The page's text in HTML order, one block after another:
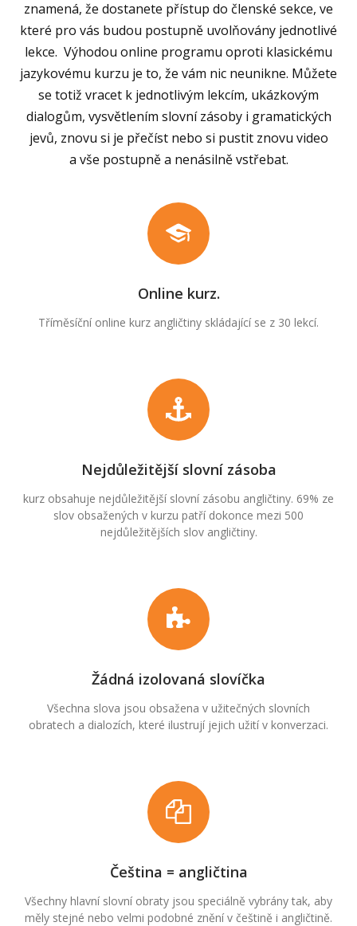
znamená, že dostanete přístup do členské sekce, ve
které pro vás budou postupně uvolňovány jednotlivé
lekce. Výhodou online programu oproti klasickému
jazykovému kurzu je to, že vám nic neunikne. Můžete
se totiž vracet k jednotlivým lekcím, ukázkovým
dialogům, vysvětlením slovní zásoby i gramatických
jevů, znovu si je přečíst nebo si pustit znovu video
a vše postupně a nenásilně vstřebat.
Online kurz.
Tříměsíční online kurz angličtiny skládající se z 30 lekcí.
Nejdůležitější slovní zásoba
kurz obsahuje nejdůležitější slovní zásobu angličtiny. 69% ze
slov obsažených v kurzu patří dokonce mezi 500
nejdůležitějších slov angličtiny.
Žádná izolovaná slovíčka
Všechna slova jsou obsažena v užitečných slovních
obratech a dialozích, které ilustrují jejich užití v konverzaci.
Čeština = angličtina
Všechny hlavní slovní obraty jsou speciálně vybrány tak, aby
měly stejné nebo velmi podobné znění v češtině i angličtině.